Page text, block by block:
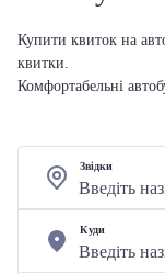
Купити квиток на
квитки.
Комфортабельні
Звідки
Куди